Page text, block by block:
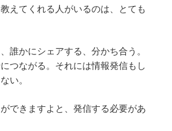
えてくれる人がいるのは、とても
誰かにシェアする、分かち合う。
つながる。それには情報発信もし
い。
できますよと、発信する必要があ